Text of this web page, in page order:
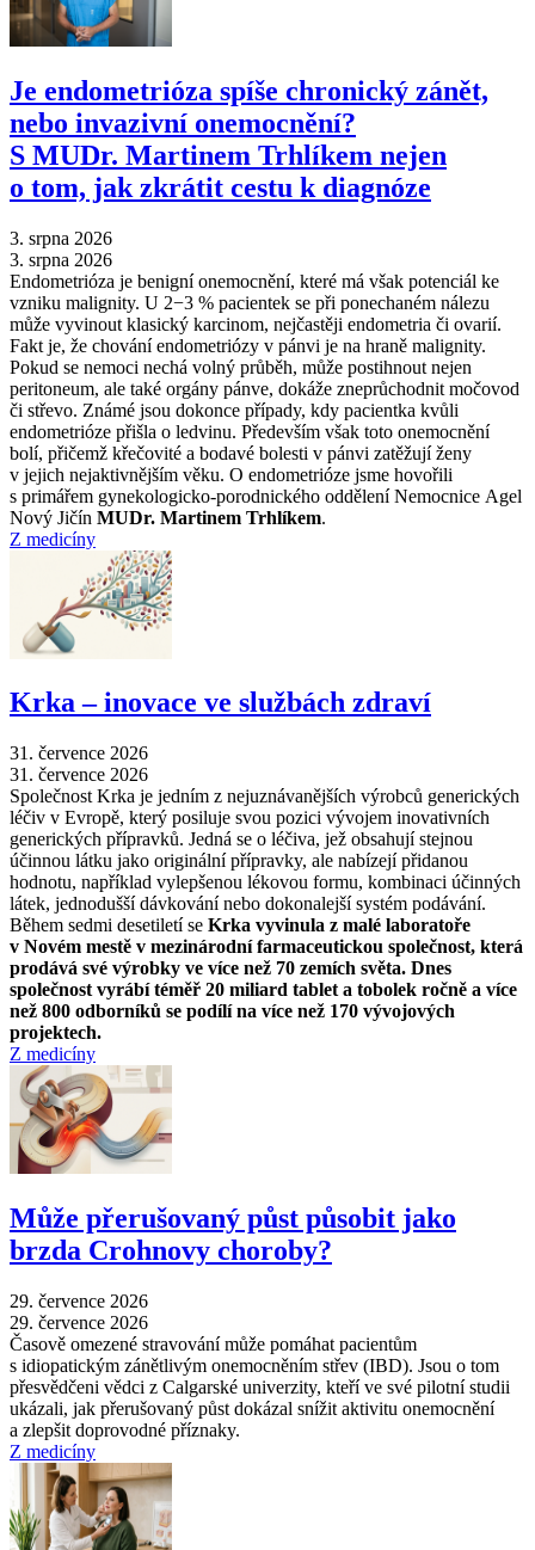
Je endometrióza spíše chronický zánět,
nebo invazivní onemocnění?
S MUDr. Martinem Trhlíkem nejen
o tom, jak zkrátit cestu k diagnóze
3. srpna 2026
3. srpna 2026
Endometrióza je benigní onemocnění, které má však potenciál ke
vzniku malignity. U 2−3 % pacientek se při ponechaném nálezu
může vyvinout klasický karcinom, nejčastěji endometria či ovarií.
Fakt je, že chování endometriózy v pánvi je na hraně malignity.
Pokud se nemoci nechá volný průběh, může postihnout nejen
peritoneum, ale také orgány pánve, dokáže zneprůchodnit močovod
či střevo. Známé jsou dokonce případy, kdy pacientka kvůli
endometrióze přišla o ledvinu. Především však toto onemocnění
bolí, přičemž křečovité a bodavé bolesti v pánvi zatěžují ženy
v jejich nejaktivnějším věku. O endometrióze jsme hovořili
s primářem gynekologicko-porodnického oddělení Nemocnice Agel
Nový Jičín MUDr. Martinem Trhlíkem.
Z medicíny
Krka –⁠ inovace ve službách zdraví
31. července 2026
31. července 2026
Společnost Krka je jedním z nejuznávanějších výrobců generických
léčiv v Evropě, který posiluje svou pozici vývojem inovativních
generických přípravků. Jedná se o léčiva, jež obsahují stejnou
účinnou látku jako originální přípravky, ale nabízejí přidanou
hodnotu, například vylepšenou lékovou formu, kombinaci účinných
látek, jednodušší dávkování nebo dokonalejší systém podávání.
Během sedmi desetiletí se Krka vyvinula z malé laboratoře
v Novém mestě v mezinárodní farmaceutickou společnost, která
prodává své výrobky ve více než 70 zemích světa. Dnes
společnost vyrábí téměř 20 miliard tablet a tobolek ročně a více
než 800 odborníků se podílí na více než 170 vývojových
projektech.
Z medicíny
Může přerušovaný půst působit jako
brzda Crohnovy choroby?
29. července 2026
29. července 2026
Časově omezené stravování může pomáhat pacientům
s idiopatickým zánětlivým onemocněním střev (IBD). Jsou o tom
přesvědčeni vědci z Calgarské univerzity, kteří ve své pilotní studii
ukázali, jak přerušovaný půst dokázal snížit aktivitu onemocnění
a zlepšit doprovodné příznaky.
Z medicíny